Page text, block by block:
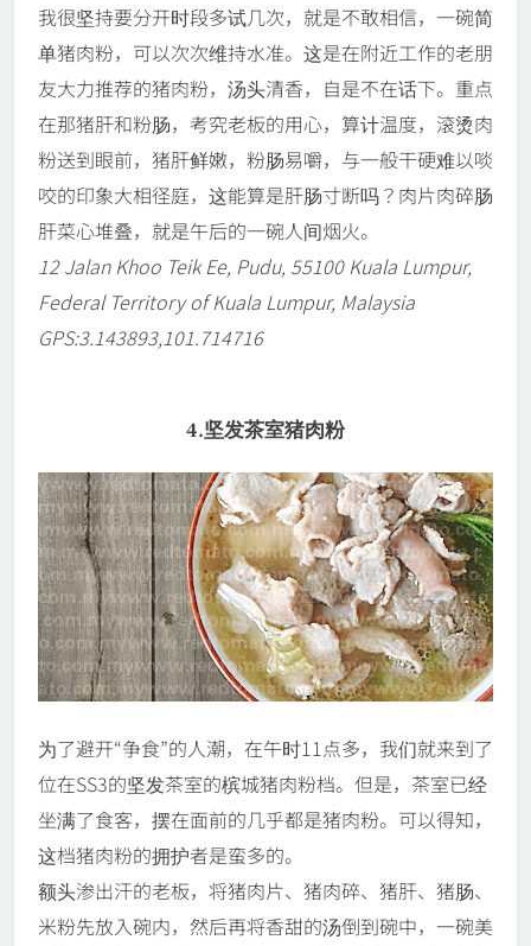
我很坚持要分开时段多试几次，就是不敢相信，一碗简
单猪肉粉，可以次次维持水准。这是在附近工作的老朋
友大力推荐的猪肉粉，汤头清香，自是不在话下。重点
在那猪肝和粉肠，考究老板的用心，算计温度，滚烫肉
粉送到眼前，猪肝鲜嫩，粉肠易嚼，与一般干硬难以啖
咬的印象大相径庭，这能算是肝肠寸断吗？肉片肉碎肠
肝菜心堆叠，就是午后的一碗人间烟火。
12 Jalan Khoo Teik Ee, Pudu, 55100 Kuala Lumpur,
Federal Territory of Kuala Lumpur, Malaysia
GPS:3.143893,101.714716
4.坚发茶室猪肉粉
为了避开“争食”的人潮，在午时11点多，我们就来到了
位在SS3的坚发茶室的槟城猪肉粉档。但是，茶室已经
坐满了食客，摆在面前的几乎都是猪肉粉。可以得知，
这档猪肉粉的拥护者是蛮多的。
额头渗出汗的老板，将猪肉片、猪肉碎、猪肝、猪肠、
米粉先放入碗内，然后再将香甜的汤倒到碗中，一碗美